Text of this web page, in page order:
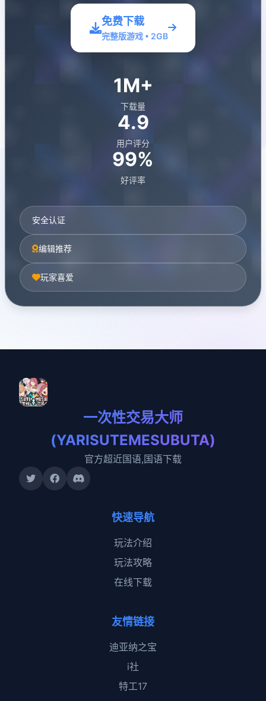
免费下载
完整版游戏 • 2GB
1M+
下载量
4.9
用户评分
99%
好评率
安全认证
编辑推荐
玩家喜爱
一次性交易大师
(YARISUTEMESUBUTA)
官方超近国语,国语下载
快速导航
玩法介绍
玩法攻略
在线下载
友情链接
迪亚纳之宝
i社
特工17